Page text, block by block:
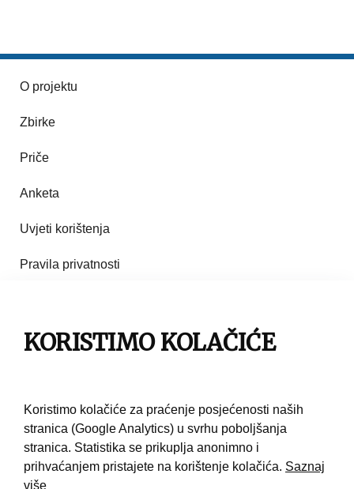
O projektu
Zbirke
Priče
Anketa
Uvjeti korištenja
Pravila privatnosti
Pravila korištenja
KORISTIMO KOLAČIĆE
Koristimo kolačiće za praćenje posjećenosti naših
stranica (Google Analytics) u svrhu poboljšanja
stranica. Statistika se prikuplja anonimno i
prihvaćanjem pristajete na korištenje kolačića. Saznaj
više